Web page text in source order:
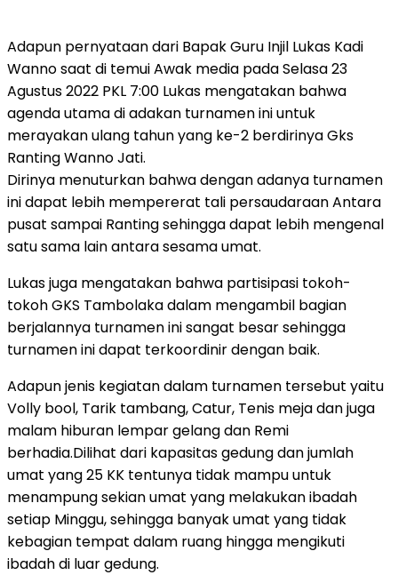
Adapun pernyataan dari Bapak Guru Injil Lukas Kadi
Wanno saat di temui Awak media pada Selasa 23
Agustus 2022 PKL 7:00 Lukas mengatakan bahwa
agenda utama di adakan turnamen ini untuk
merayakan ulang tahun yang ke-2 berdirinya Gks
Ranting Wanno Jati.
Dirinya menuturkan bahwa dengan adanya turnamen
ini dapat lebih mempererat tali persaudaraan Antara
pusat sampai Ranting sehingga dapat lebih mengenal
satu sama lain antara sesama umat.
Lukas juga mengatakan bahwa partisipasi tokoh-
tokoh GKS Tambolaka dalam mengambil bagian
berjalannya turnamen ini sangat besar sehingga
turnamen ini dapat terkoordinir dengan baik.
Adapun jenis kegiatan dalam turnamen tersebut yaitu
Volly bool, Tarik tambang, Catur, Tenis meja dan juga
malam hiburan lempar gelang dan Remi
berhadia.Dilihat dari kapasitas gedung dan jumlah
umat yang 25 KK tentunya tidak mampu untuk
menampung sekian umat yang melakukan ibadah
setiap Minggu, sehingga banyak umat yang tidak
kebagian tempat dalam ruang hingga mengikuti
ibadah di luar gedung.